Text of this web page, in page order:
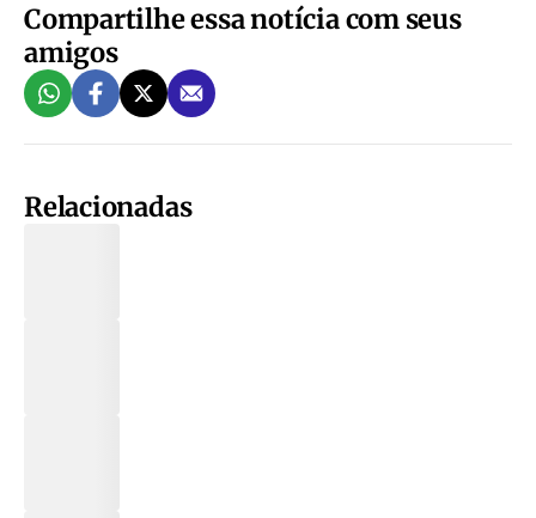
Compartilhe essa notícia com seus
amigos
Relacionadas